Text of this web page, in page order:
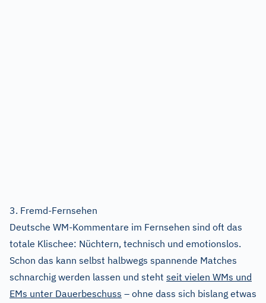
3. Fremd-Fernsehen
Deutsche WM-Kommentare im Fernsehen sind oft das
totale Klischee: Nüchtern, technisch und emotionslos.
Schon das kann selbst halbwegs spannende Matches
schnarchig werden lassen und steht seit vielen WMs und
EMs unter Dauerbeschuss – ohne dass sich bislang etwas